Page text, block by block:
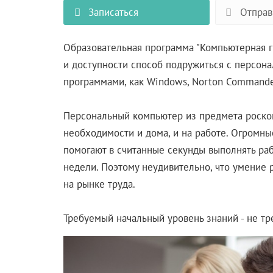
Записаться
Образовательная программа "Компьютерная
и доступности способ подружиться с
программами, как Windows, Norton
Персональный компьютер из предмета
необходимости и дома, и на работе.
помогают в считанные секунды выполнять
недели. Поэтому неудивительно, что
на рынке труда.
Требуемый начальный уровень знаний - не